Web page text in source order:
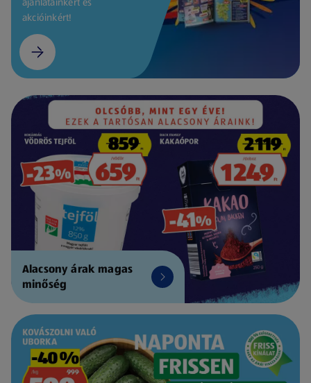
akcióinkért!
Alacsony árak magas
minőség